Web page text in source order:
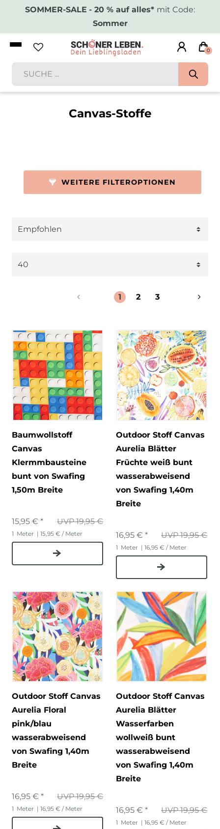
SOMMER-SALE - 20 % auf alles* mit Code:
Sommer
0
Canvas-Stoffe
WEITERE FILTEROPTIONEN
1 2 3
Baumwollstoff
Canvas
Klermmbausteine
bunt von Swafing
1,50m Breite
UVP 19,95 €
15,95 € *
1 Meter | 15,95 € / Meter
Outdoor Stoff Canvas
Aurelia Blätter
Früchte weiß bunt
wasserabweisend
von Swafing 1,40m
Breite
UVP 19,95 €
16,95 € *
1 Meter | 16,95 € / Meter
Outdoor Stoff Canvas
Aurelia Floral
pink/blau
wasserabweisend
von Swafing 1,40m
Breite
UVP 19,95 €
16,95 € *
1 Meter | 16,95 € / Meter
Outdoor Stoff Canvas
Aurelia Blätter
Wasserfarben
wollweiß bunt
wasserabweisend
von Swafing 1,40m
Breite
UVP 19,95 €
16,95 € *
1 Meter | 16,95 € / Meter